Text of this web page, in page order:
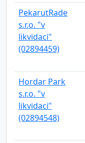
PekarutRade
s.r.o. "v
likvidaci"
(02894459)
Hordar Park
s.r.o. "v
likvidaci"
(02894548)